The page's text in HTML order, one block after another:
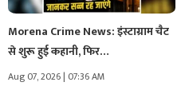
Morena Crime News: इंस्टाग्राम चैट
से शुरू हुई कहानी, फिर…
Aug 07, 2026 | 07:36 AM